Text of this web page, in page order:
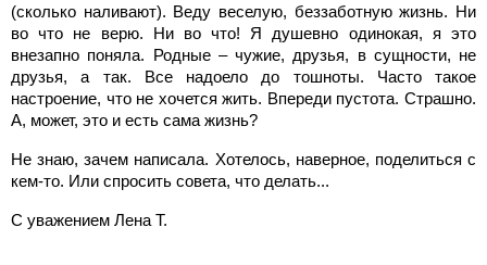
(сколько наливают). Веду веселую, беззаботную жизнь. Ни
во что не верю. Ни во что! Я душевно одинокая, я это
внезапно поняла. Родные – чужие, друзья, в сущности, не
друзья, а так. Все надоело до тошноты. Часто такое
настроение, что не хочется жить. Впереди пустота. Страшно.
А, может, это и есть сама жизнь?
Не знаю, зачем написала. Хотелось, наверное, поделиться с
кем-то. Или спросить совета, что делать...
С уважением Лена Т.